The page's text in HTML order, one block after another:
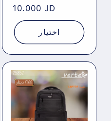
Regular
price
10.000 JD
اختيار